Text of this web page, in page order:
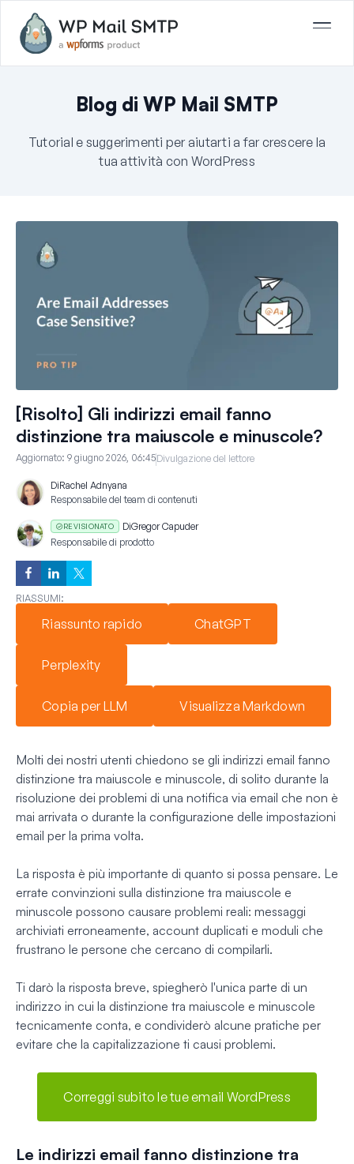
Blog di WP Mail SMTP
Tutorial e suggerimenti per aiutarti a far crescere la
tua attività con WordPress
[Risolto] Gli indirizzi email fanno
distinzione tra maiuscole e minuscole?
Aggiornato: 9 giugno 2026, 06:45Divulgazione del lettore
DiRachel Adnyana
Responsabile del team di contenuti
REVISIONATO DiGregor Capuder
Responsabile di prodotto
RIASSUMI:
Riassunto rapido ChatGPT
Perplexity
Copia per LLM Visualizza Markdown
Molti dei nostri utenti chiedono se gli indirizzi email fanno
distinzione tra maiuscole e minuscole, di solito durante la
risoluzione dei problemi di una notifica via email che non è
mai arrivata o durante la configurazione delle impostazioni
email per la prima volta.
La risposta è più importante di quanto si possa pensare. Le
errate convinzioni sulla distinzione tra maiuscole e
minuscole possono causare problemi reali: messaggi
archiviati erroneamente, account duplicati e moduli che
frustrano le persone che cercano di compilarli.
Ti darò la risposta breve, spiegherò l'unica parte di un
indirizzo in cui la distinzione tra maiuscole e minuscole
tecnicamente conta, e condividerò alcune pratiche per
evitare che la capitalizzazione ti causi problemi.
Correggi subito le tue email WordPress
Le indirizzi email fanno distinzione tra